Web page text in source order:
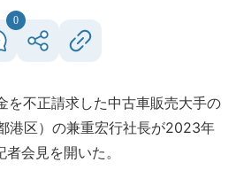
0
不正請求した中古車販売大手の
港区）の兼重宏行社長が2023年
会見を開いた。